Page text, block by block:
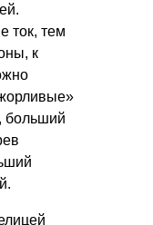
ток, тем
к
больший